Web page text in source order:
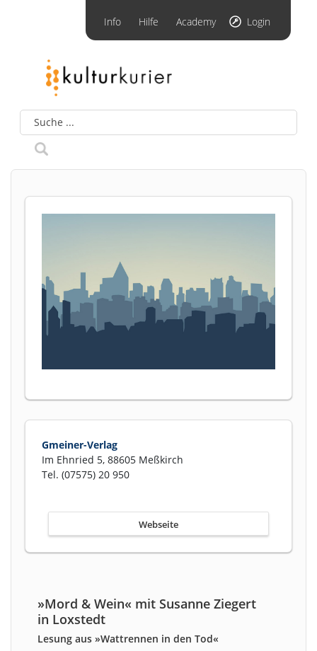
Info Hilfe Academy Login
Gmeiner-Verlag
Im Ehnried 5, 88605 Meßkirch
Tel. (07575) 20 950
Webseite
»Mord & Wein« mit Susanne Ziegert
in Loxstedt
Lesung aus »Wattrennen in den Tod«